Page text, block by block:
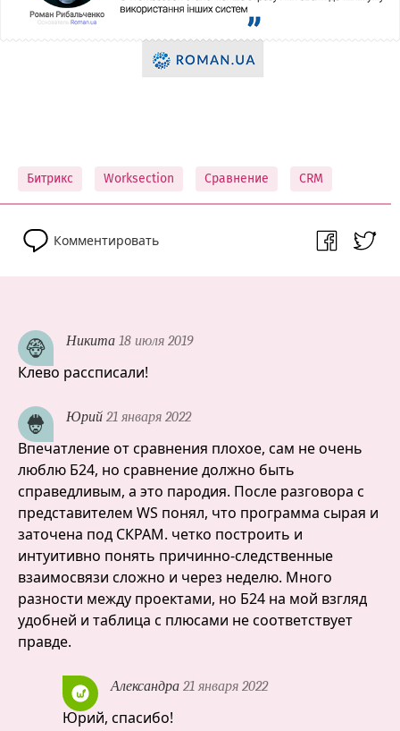
Битрикс Worksection Сравнение CRM
Комментировать
Никита 18 июля 2019
Клево рассписали!
Юрий 21 января 2022
Впечатление от сравнения плохое, сам не очень
люблю Б24, но сравнение должно быть
справедливым, а это пародия. После разговора с
представителем WS понял, что программа сырая и
заточена под СКРАМ. четко построить и
интуитивно понять причинно-следственные
взаимосвязи сложно и через неделю. Много
разности между проектами, но Б24 на мой взгляд
удобней и таблица с плюсами не соответствует
правде.
Александра 21 января 2022
Юрий, спасибо!